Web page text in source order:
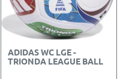
ADIDAS WC LGE -
TRIONDA LEAGUE BALL